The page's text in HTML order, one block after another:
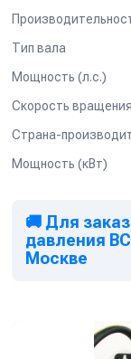
Тип вала
Мощность (л.с.)
Страна-
Мощность (кВт)
🚚 Для
давления
Москве